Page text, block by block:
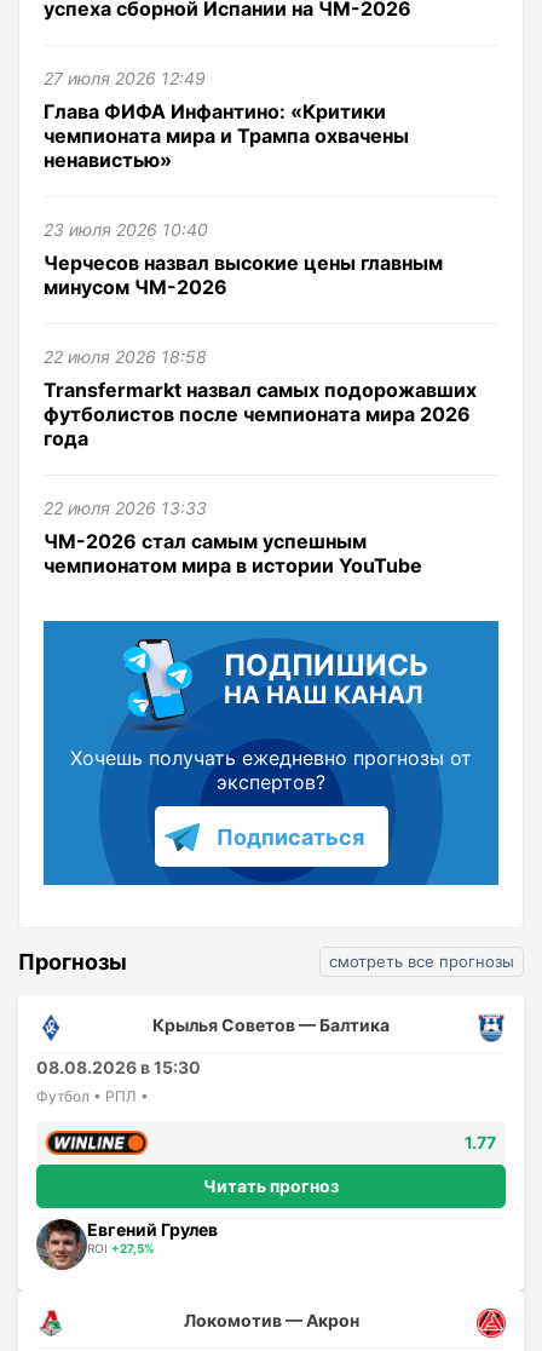
успеха сборной Испании на ЧМ-2026
27 июля 2026 12:49
Глава ФИФА Инфантино: «Критики
чемпионата мира и Трампа охвачены
ненавистью»
23 июля 2026 10:40
Черчесов назвал высокие цены главным
минусом ЧМ-2026
22 июля 2026 18:58
Transfermarkt назвал самых подорожавших
футболистов после чемпионата мира 2026
года
22 июля 2026 13:33
ЧМ-2026 стал самым успешным
чемпионатом мира в истории YouTube
ПОДПИШИСЬ
НА НАШ КАНАЛ
Хочешь получать ежедневно прогнозы от
экспертов?
Подписаться
Прогнозы смотреть все прогнозы
Крылья Советов — Балтика
08.08.2026 в 15:30
Футбол • РПЛ •
1.77
Читать прогноз
Евгений Грулев
ROI +27,5%
Локомотив — Акрон